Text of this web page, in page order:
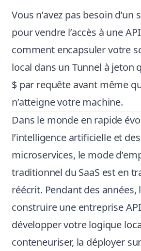
Vous n’avez pas besoin d’un
pour vendre l’accès à une
comment encapsuler votre
local dans un Tunnel à jeton
$ par requête avant même
n’atteigne votre machine.
Dans le monde en rapide
l’intelligence artificielle et des
microservices, le mode
traditionnel du SaaS est en
réécrit. Pendant des années,
construire une entreprise
développer votre logique
conteneuriser, la déployer